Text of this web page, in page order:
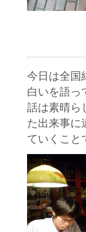
今日は全国
白いを語っ
話は素晴ら
た出来事に
ていくこと